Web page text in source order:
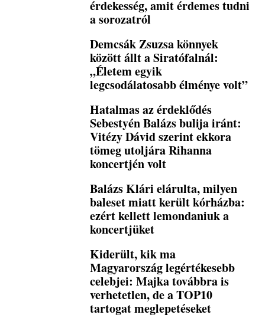
érdekesség, amit érdemes tudni
a sorozatról
Demcsák Zsuzsa könnyek
között állt a Siratófalnál:
„Életem egyik
legcsodálatosabb élménye volt”
Hatalmas az érdeklődés
Sebestyén Balázs bulija iránt:
Vitézy Dávid szerint ekkora
tömeg utoljára Rihanna
koncertjén volt
Balázs Klári elárulta, milyen
baleset miatt került kórházba:
ezért kellett lemondaniuk a
koncertjüket
Kiderült, kik ma
Magyarország legértékesebb
celebjei: Majka továbbra is
verhetetlen, de a TOP10
tartogat meglepetéseket